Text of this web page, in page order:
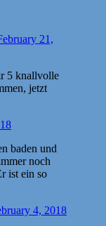
21,
5 knallvolle
jetzt
baden und
noch
ist ein so
4, 2018